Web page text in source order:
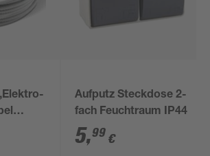
50
Aufputz Steckdose 2-
fach Feuchtraum IP44
5,99 €